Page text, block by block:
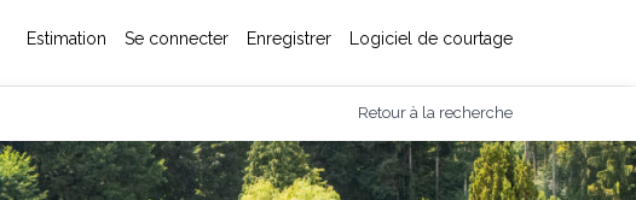
Estimation Se connecter Enregistrer Logiciel de courtage
Retour à la recherche